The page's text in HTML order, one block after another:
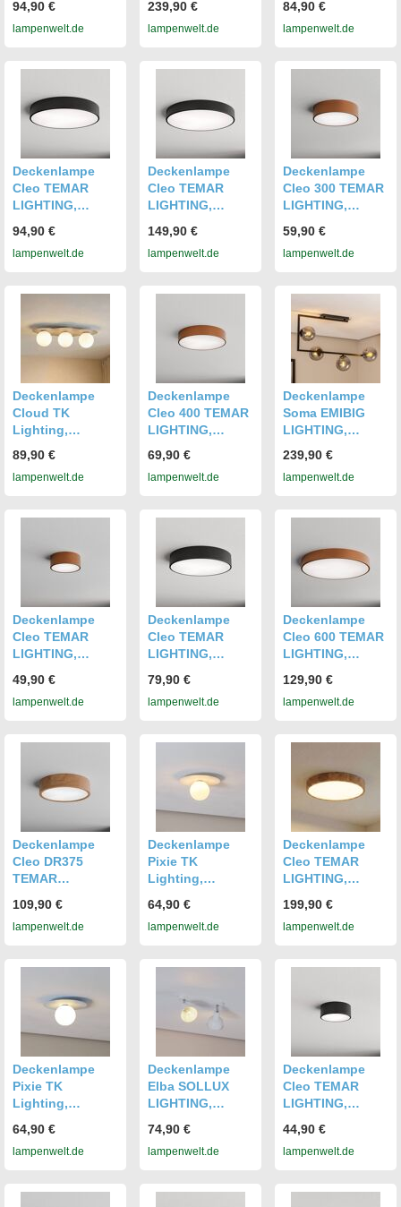
schwarz, für
Wohn- /
94,90 €
lampenwelt.de
rost, für
Schlafzimmer,
239,90 €
lampenwelt.de
hell, für Wohn- /
Esszimmer, Holz,
84,90 €
lampenwelt.de
Deckenlampe
Cleo TEMAR
LIGHTING,
schwarz, für
Wohn- /
94,90 €
lampenwelt.de
Deckenlampe
Cleo TEMAR
LIGHTING,
schwarz, für
Wohn- /
149,90 €
lampenwelt.de
Deckenlampe
Cleo 300 TEMAR
LIGHTING,
für Wohn- /
Esszimmer,
59,90 €
lampenwelt.de
Deckenlampe
Cloud TK
Lighting,
amber, für
Kinderzimmer,
Deckenlampe
89,90 €
lampenwelt.de
Deckenlampe
Cleo 400 TEMAR
LIGHTING,
für Wohn- /
Esszimmer,
Deckenlampe
69,90 €
lampenwelt.de
Deckenlampe
Soma EMIBIG
LIGHTING,
grau / zink, für
Wohn- /
Modern,
239,90 €
lampenwelt.de
Deckenlampe
Cleo TEMAR
LIGHTING,
für Badezimmer,
Metall,
49,90 €
lampenwelt.de
Deckenlampe
Cleo TEMAR
LIGHTING,
schwarz, für
Wohn- /
Modern,
79,90 €
lampenwelt.de
Deckenlampe
Cleo 600 TEMAR
LIGHTING,
für Wohn- /
Esszimmer,
Deckenlampe
129,90 €
lampenwelt.de
Deckenlampe
Cleo DR375
TEMAR
dimmbar, Holz
hell, für
109,90 €
lampenwelt.de
Deckenlampe
Pixie TK
Lighting,
opal, für Wohn- /
Esszimmer,
64,90 €
lampenwelt.de
Deckenlampe
Cleo TEMAR
LIGHTING,
hell, für Wohn- /
Esszimmer, Holz,
199,90 €
lampenwelt.de
Deckenlampe
Pixie TK
Lighting,
für Wohn- /
Esszimmer,
64,90 €
lampenwelt.de
Deckenlampe
Elba SOLLUX
LIGHTING,
opal, für Wohn- /
Esszimmer,
74,90 €
lampenwelt.de
Deckenlampe
Cleo TEMAR
LIGHTING,
schwarz, für
Wohn- /
44,90 €
lampenwelt.de